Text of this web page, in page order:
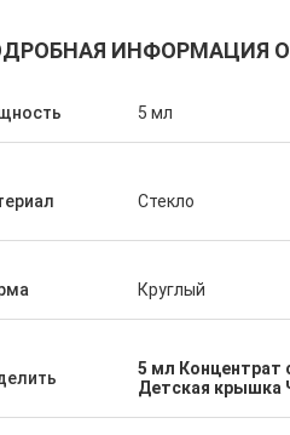
ИНФОРМАЦИЯ
5 мл
Стекло
Круглый
5 мл Концентрат
Детская крышка